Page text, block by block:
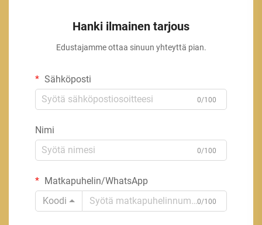
Hanki ilmainen tarjous
Edustajamme ottaa sinuun yhteyttä pian.
Sähköposti
0/100
Nimi
0/100
Matkapuhelin/WhatsApp
Koodi
0/100